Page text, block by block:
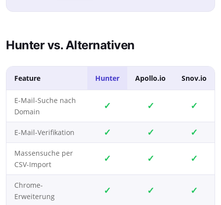
Hunter vs. Alternativen
Feature Hunter Apollo.io Snov.io
E-Mail-Suche nach
Domain
✓ ✓ ✓
E-Mail-Verifikation ✓ ✓ ✓
Massensuche per
CSV-Import
✓ ✓ ✓
Chrome-
Erweiterung
✓ ✓ ✓